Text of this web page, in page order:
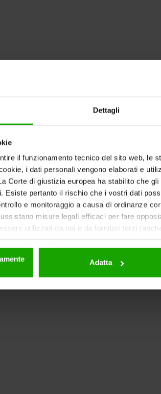
Dettagli
il funzionamento tecnico del sito web, le
i dati personali vengono elaborati e
Corte di giustizia europea ha stabilito che
Esiste pertanto il rischio che i vostri dati
e monitoraggio a causa di ordinanze
misure legali efficaci per fare
utilizzati da noi e da fornitori terzi
Adatta